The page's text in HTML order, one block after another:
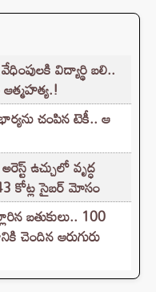
విద్యార్థి బలి..
చంపిన టెకీ.. ఆ
ఉచ్చులో వృద్ధ
కోట్ల సైబర్ మోసం
బతుకులు.. 100
చెందిన ఆరుగురు